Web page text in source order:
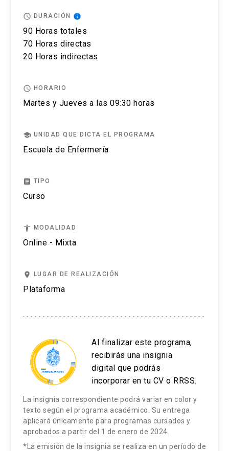
No se tramitarán postulaciones incompletas.
Puedes revisar aquí más información importante
access_time DURACIÓN info
90 Horas totales
70 Horas directas
20 Horas indirectas
access_time HORARIO
Martes y Jueves a las 09:30 horas
school UNIDAD QUE DICTA EL PROGRAMA
Escuela de Enfermería
assignment TIPO
Curso
accessibility MODALIDAD
Online - Mixta
place LUGAR DE REALIZACIÓN
Plataforma
Al finalizar este programa,
recibirás una insignia
digital que podrás
incorporar en tu CV o RRSS.
La insignia correspondiente podrá variar en color y
texto según el programa académico. Su entrega
aplicará únicamente para programas cursados y
aprobados a partir del 1 de enero de 2024.
*La emisión de la insignia se realiza en un período de